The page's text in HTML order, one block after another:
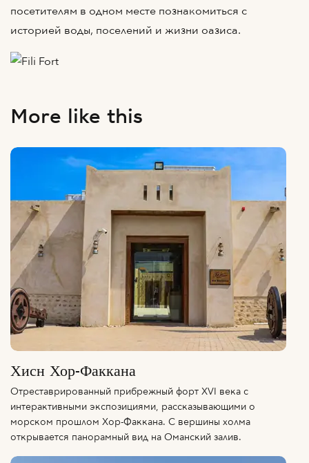
посетителям в одном месте познакомиться с
историей воды, поселений и жизни оазиса.
More like this
Хисн Хор-Факкана
Отреставрированный прибрежный форт XVI века с
интерактивными экспозициями, рассказывающими о
морском прошлом Хор-Факкана. С вершины холма
открывается панорамный вид на Оманский залив.